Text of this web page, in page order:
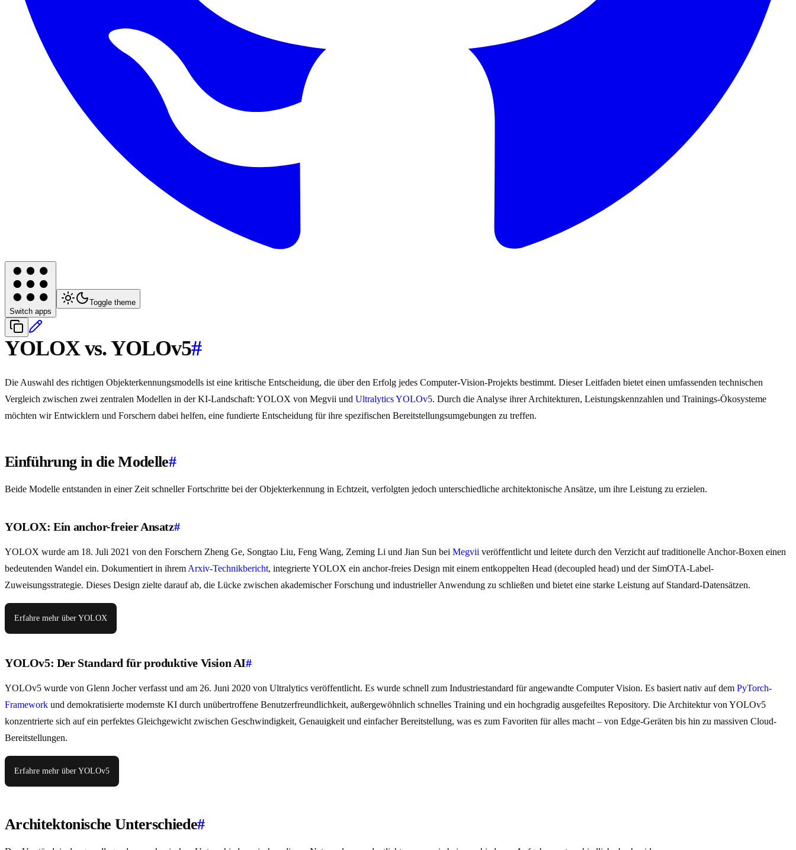
Switch apps
Toggle theme
YOLOX vs. YOLOv5#
Die Auswahl des richtigen Objekterkennungsmodells ist eine kritische Entscheidung, die über den Erfolg jedes Computer-Vision-Projekts bestimmt. Dieser Leitfaden bietet einen umfassenden technischen
Vergleich zwischen zwei zentralen Modellen in der KI-Landschaft: YOLOX von Megvii und Ultralytics YOLOv5. Durch die Analyse ihrer Architekturen, Leistungskennzahlen und Trainings-Ökosysteme
möchten wir Entwicklern und Forschern dabei helfen, eine fundierte Entscheidung für ihre spezifischen Bereitstellungsumgebungen zu treffen.
Einführung in die Modelle#
Beide Modelle entstanden in einer Zeit schneller Fortschritte bei der Objekterkennung in Echtzeit, verfolgten jedoch unterschiedliche architektonische Ansätze, um ihre Leistung zu erzielen.
YOLOX: Ein anchor-freier Ansatz#
YOLOX wurde am 18. Juli 2021 von den Forschern Zheng Ge, Songtao Liu, Feng Wang, Zeming Li und Jian Sun bei Megvii veröffentlicht und leitete durch den Verzicht auf traditionelle Anchor-Boxen einen
bedeutenden Wandel ein. Dokumentiert in ihrem Arxiv-Technikbericht, integrierte YOLOX ein anchor-freies Design mit einem entkoppelten Head (decoupled head) und der SimOTA-Label-
Zuweisungsstrategie. Dieses Design zielte darauf ab, die Lücke zwischen akademischer Forschung und industrieller Anwendung zu schließen und bietet eine starke Leistung auf Standard-Datensätzen.
Erfahre mehr über YOLOX
YOLOv5: Der Standard für produktive Vision AI#
YOLOv5 wurde von Glenn Jocher verfasst und am 26. Juni 2020 von Ultralytics veröffentlicht. Es wurde schnell zum Industriestandard für angewandte Computer Vision. Es basiert nativ auf dem PyTorch-
Framework und demokratisierte modernste KI durch unübertroffene Benutzerfreundlichkeit, außergewöhnlich schnelles Training und ein hochgradig ausgefeiltes Repository. Die Architektur von YOLOv5
konzentrierte sich auf ein perfektes Gleichgewicht zwischen Geschwindigkeit, Genauigkeit und einfacher Bereitstellung, was es zum Favoriten für alles macht – von Edge-Geräten bis hin zu massiven Cloud-
Bereitstellungen.
Erfahre mehr über YOLOv5
Architektonische Unterschiede#